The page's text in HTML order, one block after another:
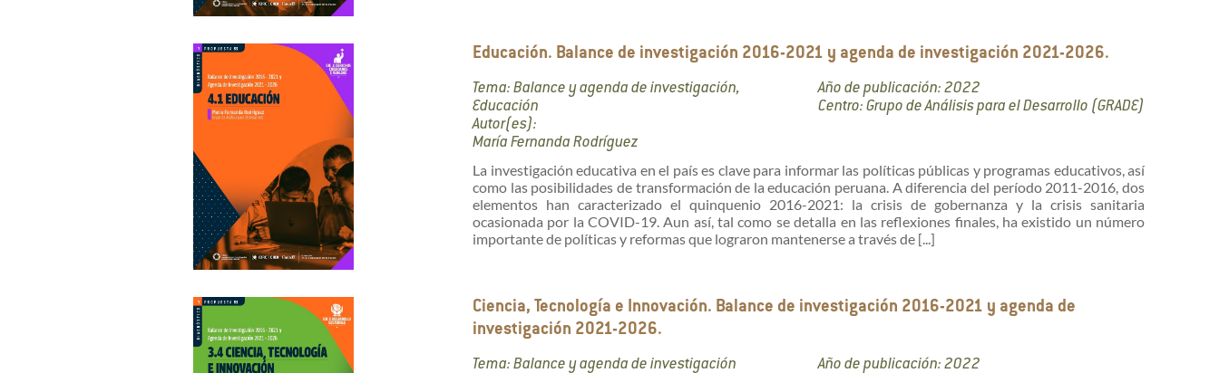
Educación. Balance de investigación 2016-2021 y agenda de investigación 2021-2026.
Tema: Balance y agenda de investigación,
Educación
Autor(es):
María Fernanda Rodríguez
Año de publicación: 2022
Centro: Grupo de Análisis para el Desarrollo (GRADE)
La investigación educativa en el país es clave para informar las políticas públicas y programas educativos, así
como las posibilidades de transformación de la educación peruana. A diferencia del período 2011-2016, dos
elementos han caracterizado el quinquenio 2016-2021: la crisis de gobernanza y la crisis sanitaria
ocasionada por la COVID-19. Aun así, tal como se detalla en las reflexiones finales, ha existido un número
importante de políticas y reformas que lograron mantenerse a través de [...]
Ciencia, Tecnología e Innovación. Balance de investigación 2016-2021 y agenda de
investigación 2021-2026.
Tema: Balance y agenda de investigación
Año de publicación: 2022